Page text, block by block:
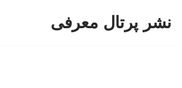
نشر پرتال معرفی